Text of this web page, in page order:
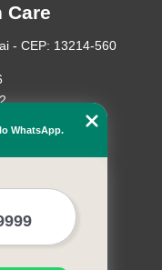
Care
- CEP: 13214-560
WhatsApp.